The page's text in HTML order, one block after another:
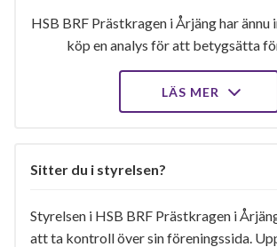
HSB BRF Prästkragen i Årjäng har
köp en analys för att betygsätta
LÄS MER
Sitter du i styrelsen?
Styrelsen i HSB BRF Prästkragen i
att ta kontroll över sin föreningssida.